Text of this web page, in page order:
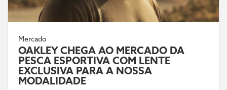
Mercado
OAKLEY CHEGA AO MERCADO DA
PESCA ESPORTIVA COM LENTE
EXCLUSIVA PARA A NOSSA
MODALIDADE